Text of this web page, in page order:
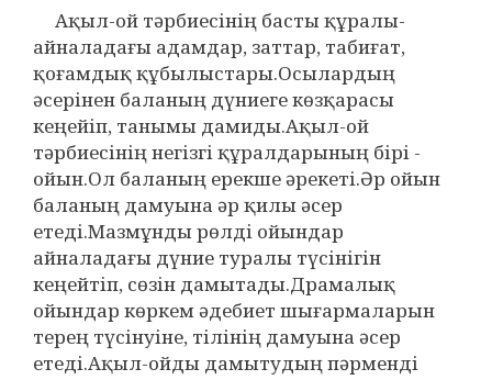
Ақыл-ой тәрбиесінің басты құралы-
айналадағы адамдар, заттар, табиғат,
қоғамдық құбылыстары.Осылардың
әсерінен баланың дүниеге көзқарасы
кеңейіп, танымы дамиды.Ақыл-ой
тәрбиесінің негізгі құралдарының бірі -
ойын.Ол баланың ерекше әрекеті.Әр ойын
баланың дамуына әр қилы әсер
етеді.Мазмұнды рөлді ойындар
айналадағы дүние туралы түсінігін
кеңейтіп, сөзін дамытады.Драмалық
ойындар көркем әдебиет шығармаларын
терең түсінуіне, тілінің дамуына әсер
етеді.Ақыл-ойды дамытудың пәрменді